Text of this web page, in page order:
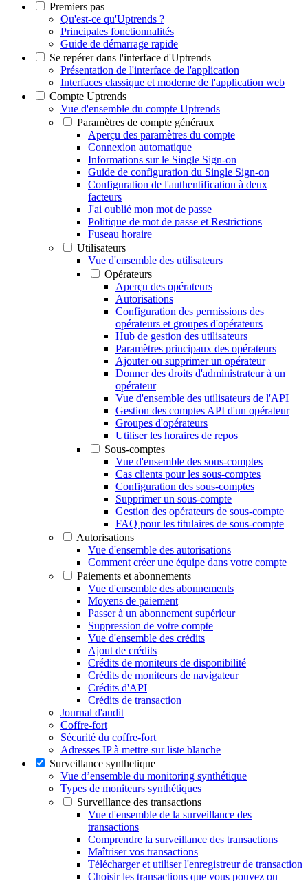
Premiers pas
Qu'est-ce qu'Uptrends ?
Principales fonctionnalités
Guide de démarrage rapide
Se repérer dans l'interface d'Uptrends
Présentation de l'interface de l'application
Interfaces classique et moderne de l'application web
Compte Uptrends
Vue d'ensemble du compte Uptrends
Paramètres de compte généraux
Aperçu des paramètres du compte
Connexion automatique
Informations sur le Single Sign-on
Guide de configuration du Single Sign-on
Configuration de l'authentification à deux
facteurs
J'ai oublié mon mot de passe
Politique de mot de passe et Restrictions
Fuseau horaire
Utilisateurs
Vue d'ensemble des utilisateurs
Opérateurs
Aperçu des opérateurs
Autorisations
Configuration des permissions des
opérateurs et groupes d'opérateurs
Hub de gestion des utilisateurs
Paramètres principaux des opérateurs
Ajouter ou supprimer un opérateur
Donner des droits d'administrateur à un
opérateur
Vue d'ensemble des utilisateurs de l'API
Gestion des comptes API d'un opérateur
Groupes d'opérateurs
Utiliser les horaires de repos
Sous-comptes
Vue d'ensemble des sous-comptes
Cas clients pour les sous-comptes
Configuration des sous-comptes
Supprimer un sous-compte
Gestion des opérateurs de sous-compte
FAQ pour les titulaires de sous-compte
Autorisations
Vue d'ensemble des autorisations
Comment créer une équipe dans votre compte
Paiements et abonnements
Vue d'ensemble des abonnements
Moyens de paiement
Passer à un abonnement supérieur
Suppression de votre compte
Vue d'ensemble des crédits
Ajout de crédits
Crédits de moniteurs de disponibilité
Crédits de moniteurs de navigateur
Crédits d'API
Crédits de transaction
Journal d'audit
Coffre-fort
Sécurité du coffre-fort
Adresses IP à mettre sur liste blanche
Surveillance synthetique
Vue d’ensemble du monitoring synthétique
Types de moniteurs synthétiques
Surveillance des transactions
Vue d'ensemble de la surveillance des
transactions
Comprendre la surveillance des transactions
Maîtriser vos transactions
Télécharger et utiliser l'enregistreur de transaction
Choisir les transactions que vous pouvez ou